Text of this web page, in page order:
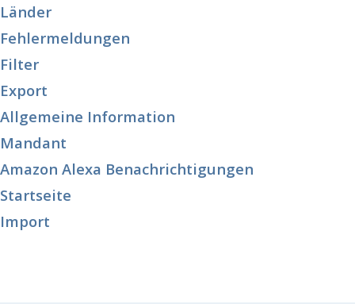
Länder
Fehlermeldungen
Filter
Export
Allgemeine Information
Mandant
Amazon Alexa Benachrichtigungen
Startseite
Import